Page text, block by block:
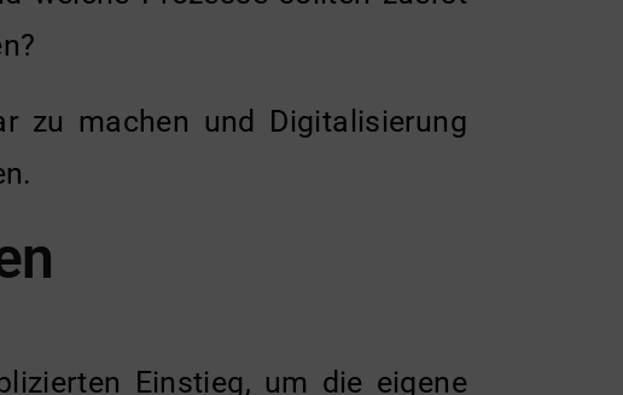
zu machen und Digitalisierung
Einstieg, um die eigene